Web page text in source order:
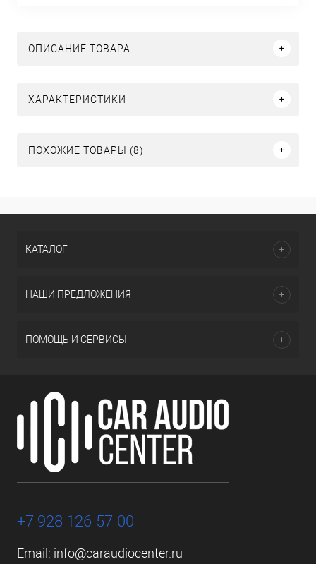
ОПИСАНИЕ ТОВАРА
ХАРАКТЕРИСТИКИ
ПОХОЖИЕ ТОВАРЫ (8)
КАТАЛОГ
НАШИ ПРЕДЛОЖЕНИЯ
ПОМОЩЬ И СЕРВИСЫ
+7 928 126-57-00
Email: info@caraudiocenter.ru